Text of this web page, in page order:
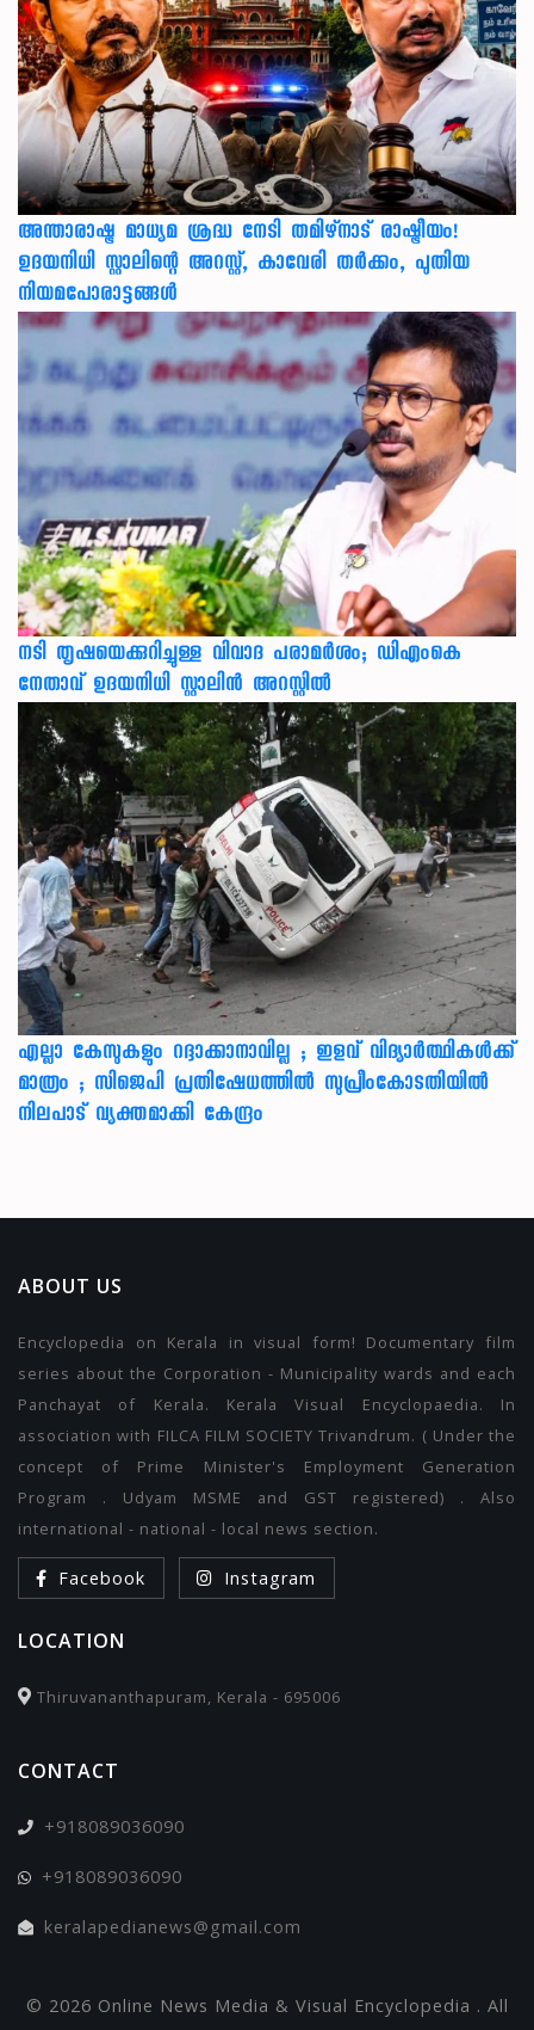
അന്താരാഷ്ട്ര മാധ്യമ ശ്രദ്ധ നേടി തമിഴ്‌നാട് രാഷ്ട്രീയം!
ഉദയനിധി സ്റ്റാലിന്റെ അറസ്റ്റ്, കാവേരി തർക്കം, പുതിയ
നിയമപോരാട്ടങ്ങൾ
നടി തൃഷയെക്കുറിച്ചുള്ള വിവാദ പരാമർശം; ഡിഎംകെ
നേതാവ് ഉദയനിധി സ്റ്റാലിൻ അറസ്റ്റിൽ
എല്ലാ കേസുകളും റദ്ദാക്കാനാവില്ല ; ഇളവ് വിദ്യാർത്ഥികൾക്ക്
മാത്രം ; സിജെപി പ്രതിഷേധത്തിൽ സുപ്രീംകോടതിയിൽ
നിലപാട് വ്യക്തമാക്കി കേന്ദ്രം
ABOUT US
Encyclopedia on Kerala in visual form! Documentary film
series about the Corporation - Municipality wards and each
Panchayat of Kerala. Kerala Visual Encyclopaedia. In
association with FILCA FILM SOCIETY Trivandrum. ( Under the
concept of Prime Minister's Employment Generation
Program . Udyam MSME and GST registered) . Also
international - national - local news section.
Facebook Instagram
LOCATION
Thiruvananthapuram, Kerala - 695006
CONTACT
+918089036090
+918089036090
keralapedianews@gmail.com
© 2026 Online News Media & Visual Encyclopedia . All